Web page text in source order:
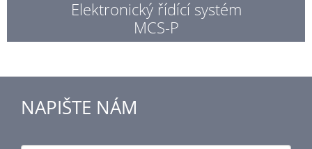
Elektronický řídící systém
MCS-P
NAPIŠTE NÁM